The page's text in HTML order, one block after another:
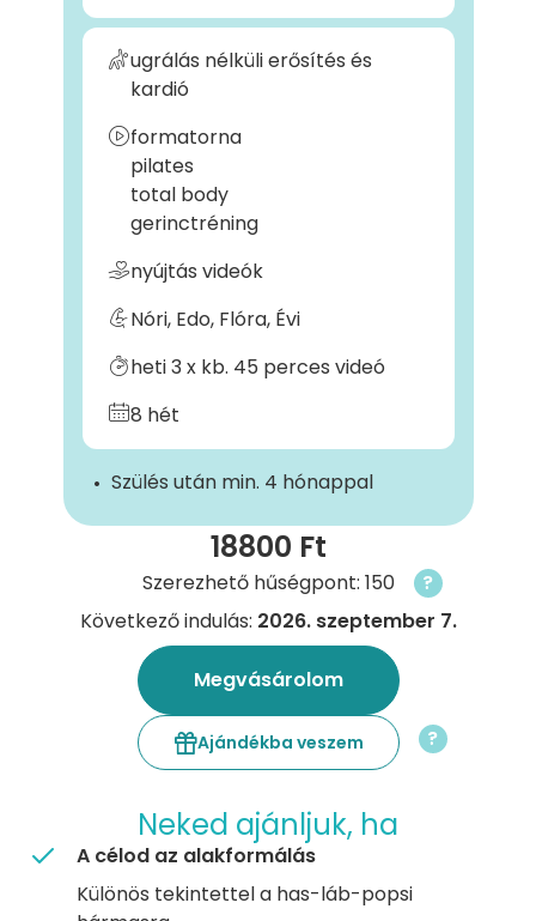
ugrálás nélküli erősítés és
kardió
formatorna
pilates
total body
gerinctréning
nyújtás videók
Nóri, Edo, Flóra, Évi
heti 3 x kb. 45 perces videó
8 hét
Szülés után min. 4 hónappal
18800 Ft
Szerezhető hűségpont: 150
?
Következő indulás: 2026. szeptember 7.
Megvásárolom
Ajándékba veszem ?
Neked ajánljuk, ha
A célod az alakformálás
Különös tekintettel a has-láb-popsi